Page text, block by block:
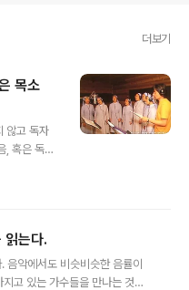
더보기
목소
않고 독자
, 혹은 독특
를 통한
나오는 것
오로딸에
선함은 종교
읽는다.
음악에서도 비슷비슷한 음률이
고 있는 가수들을 만나는 것도